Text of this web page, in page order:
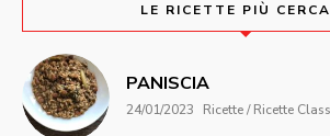
LE RICETTE PIÙ
PANISCIA
24/01/2023 Ricette / Ricette